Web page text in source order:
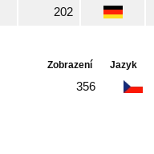
202
Zobrazení Jazyk
356